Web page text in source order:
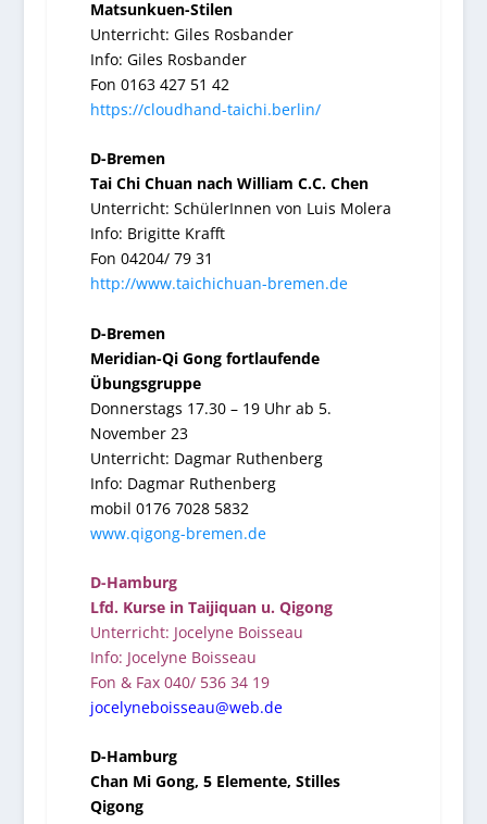
Matsunkuen-Stilen
Unterricht: Giles Rosbander
Info: Giles Rosbander
Fon 0163 427 51 42
https://cloudhand-taichi.berlin/
D-Bremen
Tai Chi Chuan nach William C.C. Chen
Unterricht: SchülerInnen von Luis Molera
Info: Brigitte Krafft
Fon 04204/ 79 31
http://www.taichichuan-bremen.de
D-Bremen
Meridian-Qi Gong fortlaufende
Übungsgruppe
Donnerstags 17.30 – 19 Uhr ab 5.
November 23
Unterricht: Dagmar Ruthenberg
Info: Dagmar Ruthenberg
mobil 0176 7028 5832
www.qigong-bremen.de
D-Hamburg
Lfd. Kurse in Taijiquan u. Qigong
Unterricht: Jocelyne Boisseau
Info: Jocelyne Boisseau
Fon & Fax 040/ 536 34 19
jocelyneboisseau@web.de
D-Hamburg
Chan Mi Gong, 5 Elemente, Stilles
Qigong